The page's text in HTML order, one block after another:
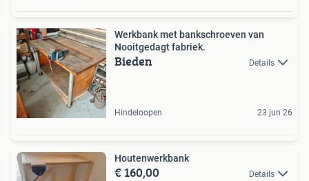
Werkbank met bankschroeven van
Nooitgedagt fabriek.
Bieden Details
Hindeloopen 23 jun 26
Houtenwerkbank
€ 160,00 Details